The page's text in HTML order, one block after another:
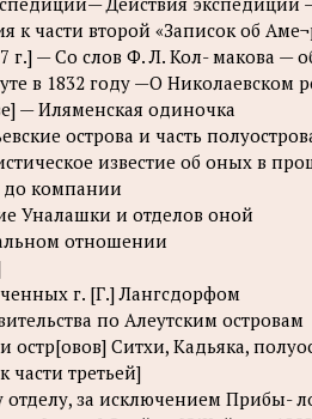
к части второй «Записок об
г.] — Со слов Ф. Л. Кол- макова —
в 1832 году —О Николаевском
— Иляменская одиночка
острова и часть
известие об оных в
до компании
Уналашки и отделов оной
отношении
г. [Г.] Лангсдорфом
по Алеутским островам
Ситхи, Кадьяка,
части третьей]
за исключением Прибы-